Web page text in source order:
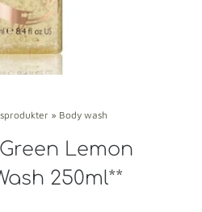
» Body wash
Lemon
250ml**